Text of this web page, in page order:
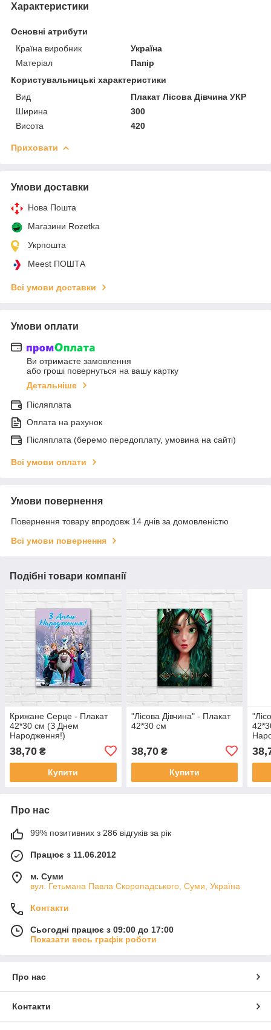
Характеристики
Основні атрибути
Країна виробник
Україна
Матеріал
Папір
Користувальницькі характеристики
Вид
Плакат Лісова Дівчина УКР
Ширина
300
Висота
420
Приховати
Умови доставки
Нова Пошта
Магазини Rozetka
Укрпошта
Meest ПОШТА
Всі умови доставки
Умови оплати
Ви отримаєте замовлення
або гроші повернуться на вашу картку
Детальніше
Післяплата
Оплата на рахунок
Післяплата (беремо передоплату, умовина на сайті)
Всі умови оплати
Умови повернення
Повернення товару впродовж 14 днів за домовленістю
Всі умови повернення
Подібні товари компанії
Крижане Серце - Плакат
42*30 см (З Днем
Народження!)
38,70 ₴
Купити
"Лісова Дівчина" - Плакат
42*30 см
38,70₴
Купити
Про нас
99% позитивних з 286 відгуків за рік
Працює з 11.06.2012
м. Суми
вул. Гетьмана Павла Скоропадського, Суми, Україна
Контакти
Сьогодні працює з 09:00 до 17:00
Показати весь графік роботи
Про нас
Контакти